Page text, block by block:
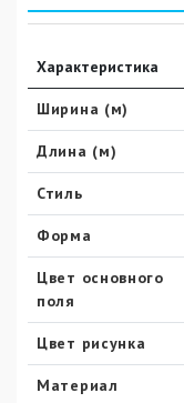
Характеристика
Ширина (м)
Длина (м)
Стиль
Форма
Цвет основного
поля
Цвет рисунка
Материал